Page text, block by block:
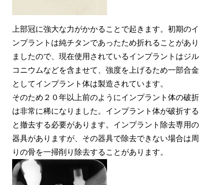
上部冠に強大な力がかかることで起きます。初期のイ
ンプラントは純チタンであったため折れることがあり
ましたので、現在使用されているインプラントはジル
コニウムなどを含ませて、強度を上げるため一部合金
としてインプラント体は製造されています。
そのため２０年以上前のようにインプラント体の破折
は非常に稀になりました。インプラント体が破折する
と撤去する必要があります。インプラント除去専用の
器具がありますが、その器具で除去できない場合は周
りの骨を一掃削り除去することがあります。